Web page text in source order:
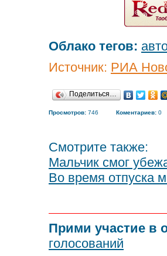
Облако тегов:
Источник: РИА
Поделиться…
Просмотров: 746 Коментариев: 0
Смотрите также:
Мальчик смог
Во время отпуска
Прими участие в
голосований